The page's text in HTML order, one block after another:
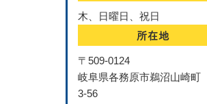
木、日曜日、祝日
所在地
〒509-0124
岐阜県各務原市鵜沼山崎町
3-56